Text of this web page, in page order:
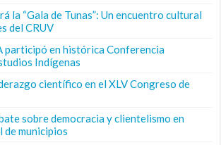
la “Gala de Tunas”: Un encuentro cultural
del CRUV
participó en histórica Conferencia
Indígenas
científico en el XLV Congreso de
sobre democracia y clientelismo en
de municipios